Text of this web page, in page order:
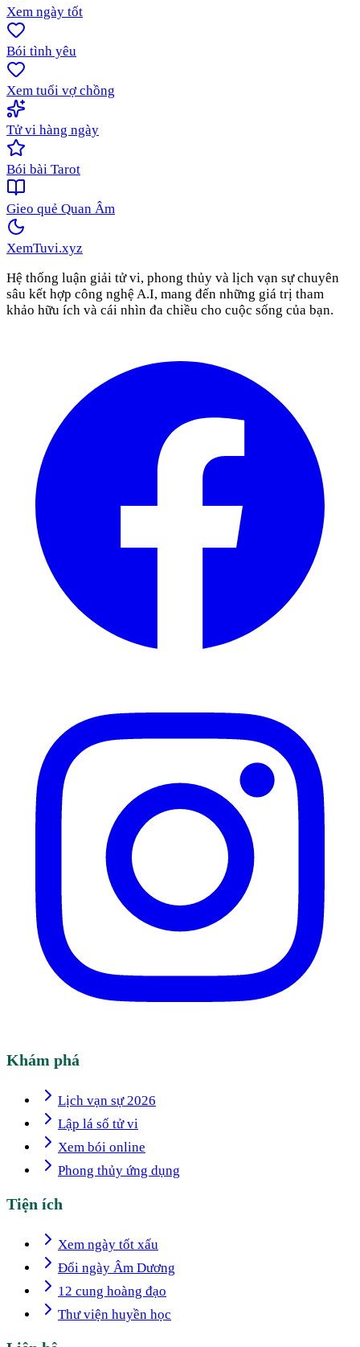
Xem ngày tốt
Bói tình yêu
Xem tuổi vợ chồng
Tử vi hàng ngày
Bói bài Tarot
Gieo quẻ Quan Âm
XemTuvi.xyz
Hệ thống luận giải tử vi, phong thủy và lịch vạn sự chuyên
sâu kết hợp công nghệ A.I, mang đến những giá trị tham
khảo hữu ích và cái nhìn đa chiều cho cuộc sống của bạn.
Khám phá
Lịch vạn sự 2026
Lập lá số tử vi
Xem bói online
Phong thủy ứng dụng
Tiện ích
Xem ngày tốt xấu
Đổi ngày Âm Dương
12 cung hoàng đạo
Thư viện huyền học